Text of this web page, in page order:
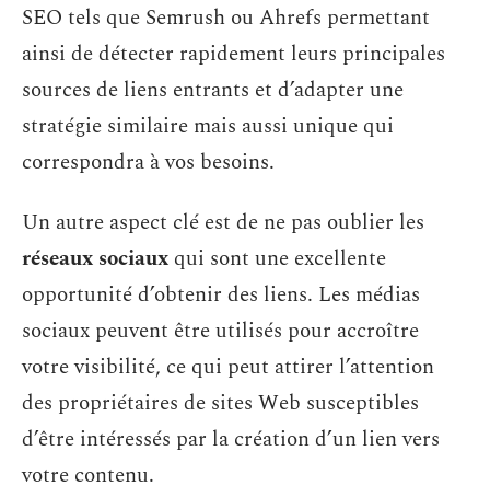
SEO tels que Semrush ou Ahrefs permettant
ainsi de détecter rapidement leurs principales
sources de liens entrants et d’adapter une
stratégie similaire mais aussi unique qui
correspondra à vos besoins.
Un autre aspect clé est de ne pas oublier les
réseaux sociaux qui sont une excellente
opportunité d’obtenir des liens. Les médias
sociaux peuvent être utilisés pour accroître
votre visibilité, ce qui peut attirer l’attention
des propriétaires de sites Web susceptibles
d’être intéressés par la création d’un lien vers
votre contenu.